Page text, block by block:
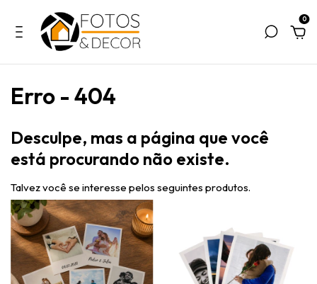
0
Erro - 404
Desculpe, mas a página que você
está procurando não existe.
Talvez você se interesse pelos seguintes produtos.